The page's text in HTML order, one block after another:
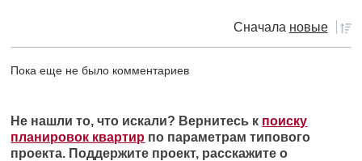
Сначала новые
Пока еще не было комментариев
Не нашли то, что искали? Вернитесь к поиску
планировок квартир по параметрам типового
проекта. Поддержите проект, расскажите о